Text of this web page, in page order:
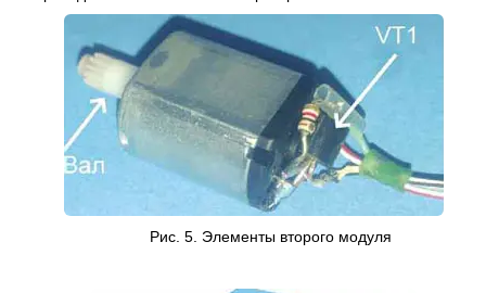
Рис. 5. Элементы второго модуля